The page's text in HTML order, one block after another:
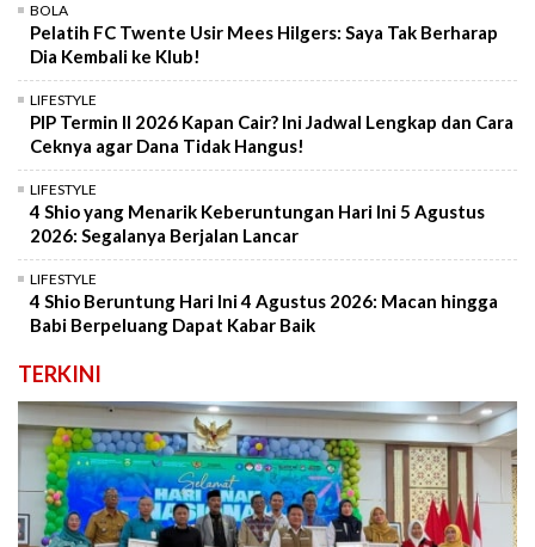
BOLA
Pelatih FC Twente Usir Mees Hilgers: Saya Tak Berharap
Dia Kembali ke Klub!
LIFESTYLE
PIP Termin II 2026 Kapan Cair? Ini Jadwal Lengkap dan Cara
Ceknya agar Dana Tidak Hangus!
LIFESTYLE
4 Shio yang Menarik Keberuntungan Hari Ini 5 Agustus
2026: Segalanya Berjalan Lancar
LIFESTYLE
4 Shio Beruntung Hari Ini 4 Agustus 2026: Macan hingga
Babi Berpeluang Dapat Kabar Baik
TERKINI